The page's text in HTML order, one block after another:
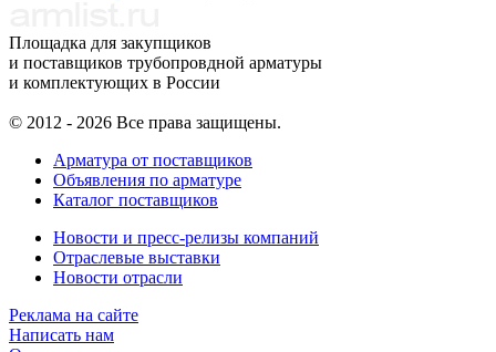
Площадка для закупщиков
и поставщиков трубопровдной арматуры
и комплектующих в России
© 2012 - 2026 Все права защищены.
Арматура от поставщиков
Объявления по арматуре
Каталог поставщиков
Новости и пресс-релизы компаний
Отраслевые выставки
Новости отрасли
Реклама на сайте
Написать нам